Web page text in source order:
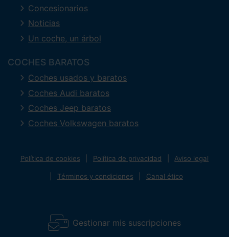
Concesionarios
Noticias
Un coche, un árbol
COCHES BARATOS
Coches usados y baratos
Coches Audi baratos
Coches Jeep baratos
Coches Volkswagen baratos
Política de cookies Política de privacidad Aviso legal
Términos y condiciones Canal ético
Gestionar mis suscripciones